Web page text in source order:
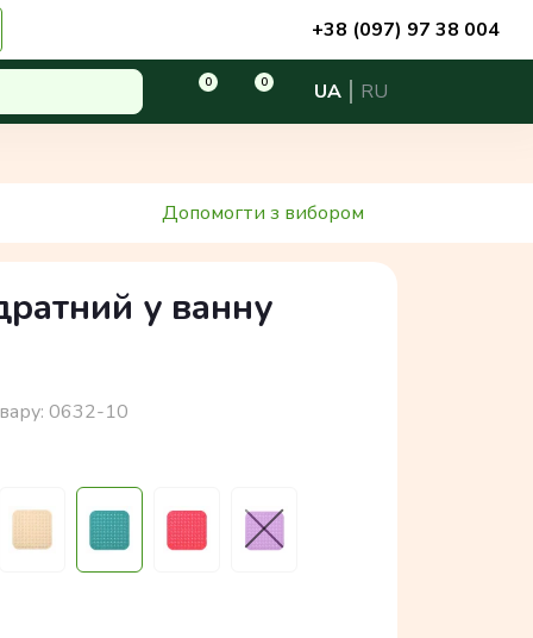
+38 (097) 97 38 004
0 0 UA RU
Допомогти з вибором
у ванну
0632-10